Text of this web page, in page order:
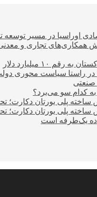
اوراسیا در مسیر
همکاری‌های تجاری و
۱۰ میلیارد دلار
در راستا سیاست محوری
صنعتی
به کدام سو می‌برد؟
ساخته پلی یورتان
ساخته پلی یورتان